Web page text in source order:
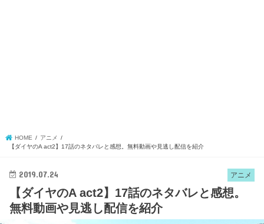
HOME
アニメ
【ダイヤのA act2】17話のネタバレと感想。無料動画や見逃し配信を紹介
アニメ
2019.07.24
【ダイヤのA act2】17話のネタバレと感想。
無料動画や見逃し配信を紹介